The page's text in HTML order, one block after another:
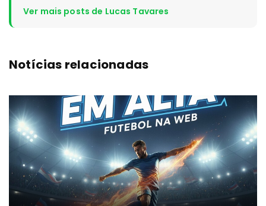
Ver mais posts de Lucas Tavares
Notícias relacionadas